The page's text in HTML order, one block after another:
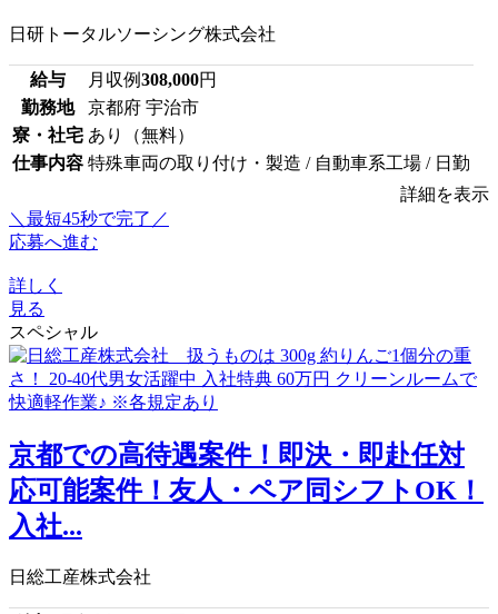
日研トータルソーシング株式会社
給与 月収例308,000円
勤務地
京都府 宇治市
寮・社宅 あり（無料）
仕事内容 特殊車両の取り付け・製造 / 自動車系工場 / 日勤
詳細を表示
＼最短45秒で完了／
応募へ進む
詳しく
見る
スペシャル
京都での高待遇案件！即決・即赴任対
応可能案件！友人・ペア同シフトOK！
入社...
日総工産株式会社